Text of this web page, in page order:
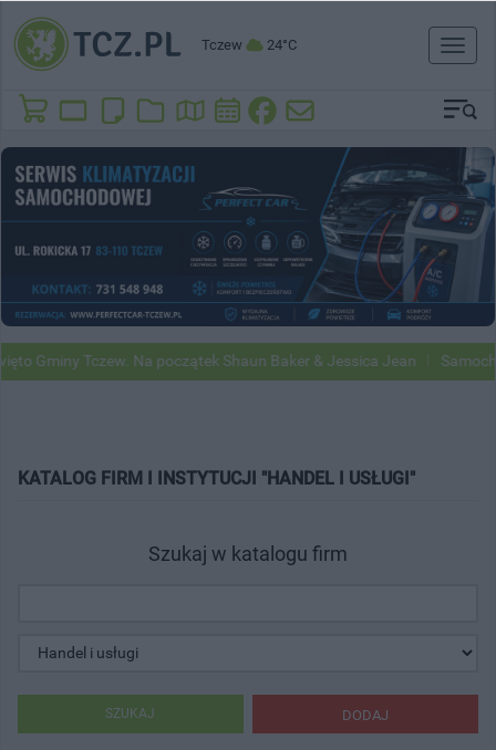
Tczew 24°C
Toggle
Gminy Tczew. Na początek Shaun Baker & Jessica Jean
KATALOG FIRM I INSTYTUCJI "HANDEL I USŁUGI"
Szukaj w katalogu firm
DODAJ
SZUKAJ